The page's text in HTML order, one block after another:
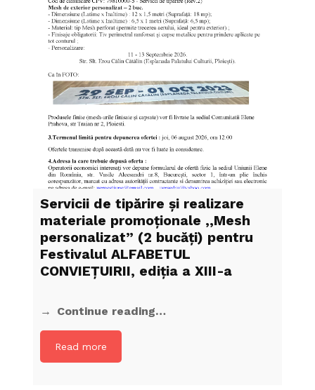
Servicii de tipărire şi realizare
materiale promoţionale ,,Mesh
personalizat” (2 bucăți) pentru
Festivalul ALFABETUL
CONVIEŢUIRII, ediţia a XIII-a
Continue reading…
Read more